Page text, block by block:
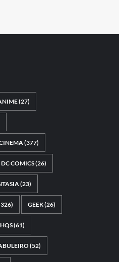
(27)
(377)
DC COMICS(26)
(23)
GEEK(26)
HQS(61)
(52)